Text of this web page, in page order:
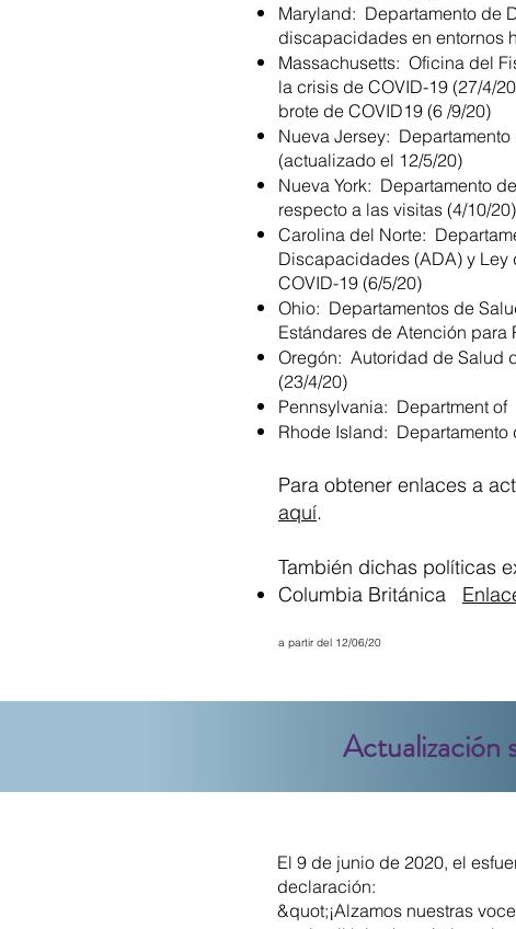
Maryland: Departamento de
discapacidades en entornos
Massachusetts: Oficina del
la crisis de COVID-19 (27/4/
brote de COVID19 (6 /9/20)
Nueva Jersey:
(actualizado el 12/5/20)
Nueva York: Departamento
respecto a las visitas (4/10/20)
Carolina del Norte:
Discapacidades (ADA) y Ley
COVID-19 (6/5/20)
Ohio: Departamentos de
Estándares de Atención
Oregón: Autoridad de Salud
(23/4/20)
Pennsylvania: Department
Rhode Island: Departamento
Para obtener enlaces a
aquí.
También dichas políticas
Columbia Británica
a partir del 12/06/20
Actualización
El 9 de junio de 2020, el
declaración:
&quot;¡Alzamos nuestras